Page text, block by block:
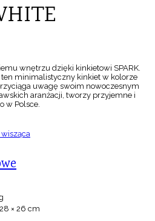
wnętrzu dzięki kinkietowi SPARK.
minimalistyczny kinkiet w kolorze
uwagę swoim nowoczesnym
aranżacji, tworzy przyjemne i
w Polsce.
× 26 cm